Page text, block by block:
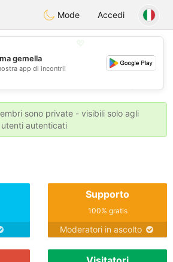
ahebikMode Accedi
💕
💕
gemella
app di incontri!
sono private - visibili solo agli
utenti autenticati
Supporto
100% gratis
Moderatori in ascolto